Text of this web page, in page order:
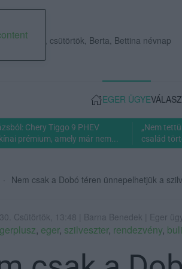
06., csütörtök, Berta, Bettina névnap
EGER ÜGYE
Chery Tiggo 9 PHEV
prémium, amely már nem...
„Nem
család
Nem csak a Dobó téren ünnepelhetjük a
Csütörtök, 13:48 | Barna Benedek | Eger
, eger, szilveszter, rendezvény, buli